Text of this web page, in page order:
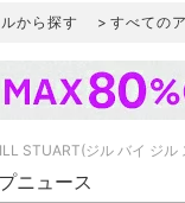
から探す すべての
STUART(ジル バイ ジル
ニュース